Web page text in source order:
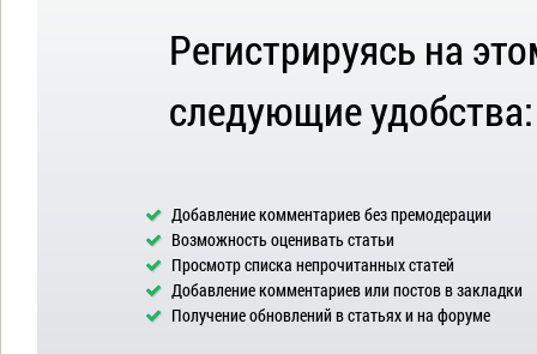
Регистрируясь на
следующие удобства:
Добавление комментариев без премодерации
Возможность оценивать статьи
Просмотр списка непрочитанных статей
Добавление комментариев или постов в закладки
Получение обновлений в статьях и на форуме